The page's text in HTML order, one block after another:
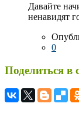
Давайте
ненавидят
0
Поделиться в